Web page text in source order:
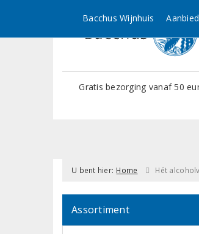
Gratis bezorging vanaf 50
Bacchus Wijnhuis
U bent hier: Home Hét
Assortiment